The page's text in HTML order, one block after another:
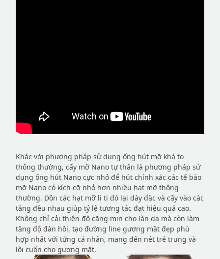
Khác với phương pháp sử dụng ống hút mỡ khá to
thông thường, cấy mỡ Nano tự thân là phương pháp sử
dụng ống hút Nano cực nhỏ để hút chính xác các tế bào
mỡ Nano có kích cỡ nhỏ hơn nhiều hạt mỡ thông
thường. Dồn các hạt mỡ li ti đó lại dày đặc và cấy vào các
tầng đều nhau giúp tỷ lệ tương tác đạt hiệu quả cao.
Không chỉ cải thiện độ căng mịn cho làn da mà còn làm
tăng độ đàn hồi, tạo đường line gương mặt đẹp phù
hợp nhất với từng cá nhân, mang đến nét trẻ trung và
lôi cuốn cho gương mặt.